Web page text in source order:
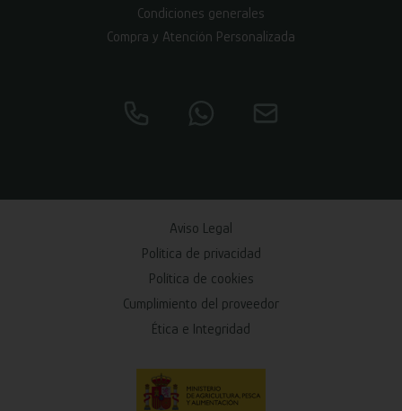
Condiciones generales
Compra y Atención Personalizada
Aviso Legal
Política de privacidad
Política de cookies
Cumplimiento del proveedor
Ética e Integridad